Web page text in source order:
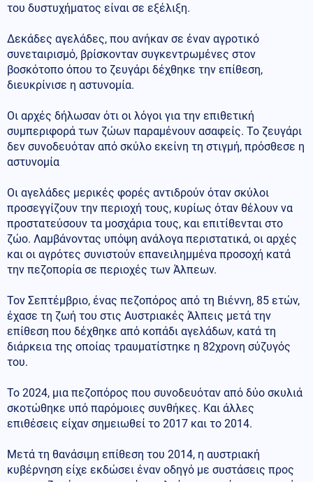
του δυστυχήματος είναι σε εξέλιξη.
Δεκάδες αγελάδες, που ανήκαν σε έναν αγροτικό
συνεταιρισμό, βρίσκονταν συγκεντρωμένες στον
βοσκότοπο όπου το ζευγάρι δέχθηκε την επίθεση,
διευκρίνισε η αστυνομία.
Οι αρχές δήλωσαν ότι οι λόγοι για την επιθετική
συμπεριφορά των ζώων παραμένουν ασαφείς. Το ζευγάρι
δεν συνοδευόταν από σκύλο εκείνη τη στιγμή, πρόσθεσε η
αστυνομία
Οι αγελάδες μερικές φορές αντιδρούν όταν σκύλοι
προσεγγίζουν την περιοχή τους, κυρίως όταν θέλουν να
προστατεύσουν τα μοσχάρια τους, και επιτίθενται στο
ζώο. Λαμβάνοντας υπόψη ανάλογα περιστατικά, οι αρχές
και οι αγρότες συνιστούν επανειλημμένα προσοχή κατά
την πεζοπορία σε περιοχές των Άλπεων.
Τον Σεπτέμβριο, ένας πεζοπόρος από τη Βιέννη, 85 ετών,
έχασε τη ζωή του στις Αυστριακές Άλπεις μετά την
επίθεση που δέχθηκε από κοπάδι αγελάδων, κατά τη
διάρκεια της οποίας τραυματίστηκε η 82χρονη σύζυγός
του.
Το 2024, μια πεζοπόρος που συνοδευόταν από δύο σκυλιά
σκοτώθηκε υπό παρόμοιες συνθήκες. Και άλλες
επιθέσεις είχαν σημειωθεί το 2017 και το 2014.
Μετά τη θανάσιμη επίθεση του 2014, η αυστριακή
κυβέρνηση είχε εκδώσει έναν οδηγό με συστάσεις προς